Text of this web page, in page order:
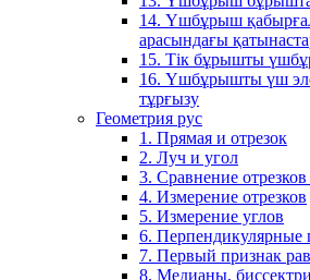
14. Үшбұрыш
арасындағы
15. Тік бұрышты
16. Үшбұрышты үш
тұрғызу
Геометрия рус
1. Прямая и отрезок
2. Луч и угол
3. Сравнение отрезков
4. Измерение отрезков
5. Измерение углов
6. Перпендикулярные
7. Первый признак
8. Медианы,